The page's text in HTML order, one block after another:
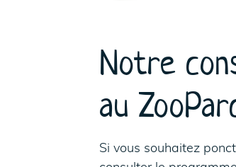
Notre
au
Si vous souhaitez